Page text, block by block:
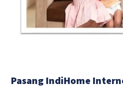
Pasang IndiHome